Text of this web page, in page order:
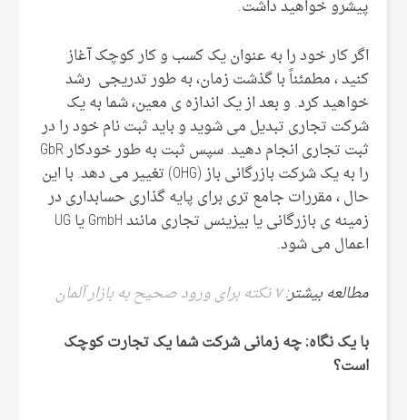
پیشرو خواهید داشت.
اگر کار خود را به عنوان یک کسب و کار کوچک آغاز
کنید ، مطمئناً با گذشت زمان، به طور تدریجی رشد
خواهید کرد. و بعد از یک اندازه ی معین، شما به یک
شرکت تجاری تبدیل می شوید و باید ثبت نام خود را در
ثبت تجاری انجام دهید. سپس ثبت به طور خودکار GbR
را به یک شرکت بازرگانی باز (OHG) تغییر می دهد. با این
حال ، مقررات جامع تری برای پایه گذاری حسابداری در
زمینه ی بازرگانی یا بیزینس تجاری مانند GmbH یا UG
اعمال می شود.
مطالعه بیشتر:۷ نکته برای ورود صحیح به بازار آلمان
با یک نگاه: چه زمانی شرکت شما یک تجارت کوچک
است؟